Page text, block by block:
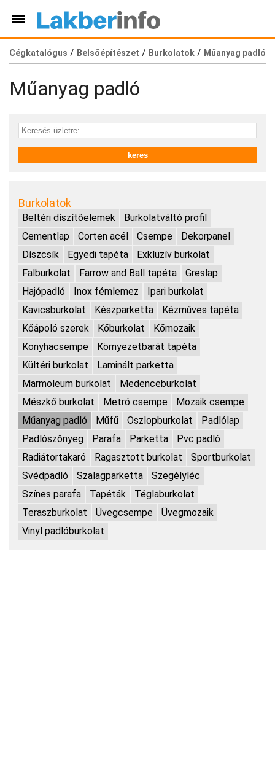
Cégkatalógus / Belsőépítészet / Burkolatok / Műanyag padló
Műanyag padló
Burkolatok
Beltéri díszítőelemek
Burkolatváltó profil
Cementlap
Corten acél Csempe
Dekorpanel
Díszcsík
Egyedi tapéta
Exkluzív burkolat
Falburkolat
Farrow and Ball tapéta
Greslap
Hajópadló
Inox fémlemez
Ipari burkolat
Kavicsburkolat
Készparketta
Kézműves tapéta
Kőápoló szerek
Kőburkolat
Kőmozaik
Konyhacsempe
Környezetbarát tapéta
Kültéri burkolat
Laminált parketta
Marmoleum burkolat
Medenceburkolat
Mészkő burkolat
Metró csempe
Mozaik csempe
Műanyag padló
Műfű Oszlopburkolat
Padlólap
Padlószőnyeg
Parafa Parketta
Pvc padló
Radiátortakaró
Ragasztott burkolat
Sportburkolat
Svédpadló
Szalagparketta
Szegélyléc
Színes parafa
Tapéták
Téglaburkolat
Teraszburkolat
Üvegcsempe
Üvegmozaik
Vinyl padlóburkolat